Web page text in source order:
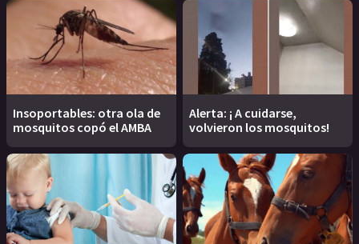
Insoportables: otra ola de
mosquitos copó el AMBA
Alerta: ¡ A cuidarse,
volvieron los mosquitos!